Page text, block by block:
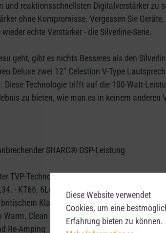
reaktionsschnellsten Digitalverstärker zu
ohne Kompromisse. Vergessen Sie Geräte,
echte Verstärker - die Silverline-Serie.
geht, gibt es nichts Besseres als den
Deluxe zwei 12" Celestion V-Type
Diese Technologie trifft auf die 100-Watt-
zu bieten, wie man es in keinem anderen
SHARC® DSP-Leistung
TVP-Technologie reproduziert präzise die
- KT66, 6L6, KT88)
Klang
Clean Bright, Crunch, Super Crunch, OD
Re-Amping
Diese Website verwendet
Cookies, um eine
Erfahrung bieten zu können.